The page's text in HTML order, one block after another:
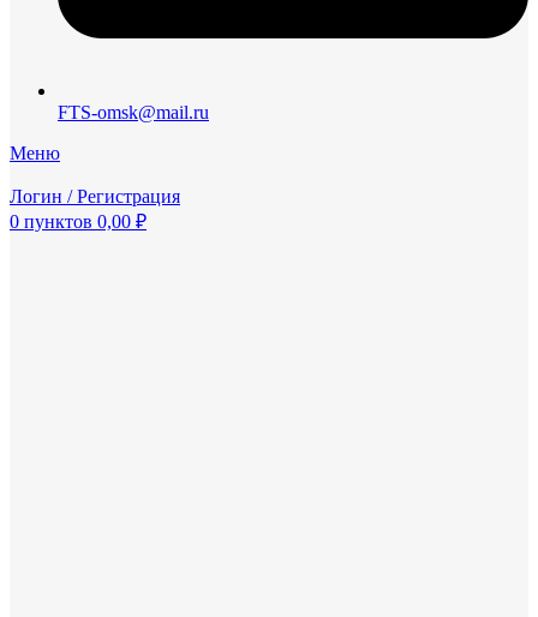
FTS-omsk@mail.ru
Меню
Логин / Регистрация
0 пунктов 0,00 ₽